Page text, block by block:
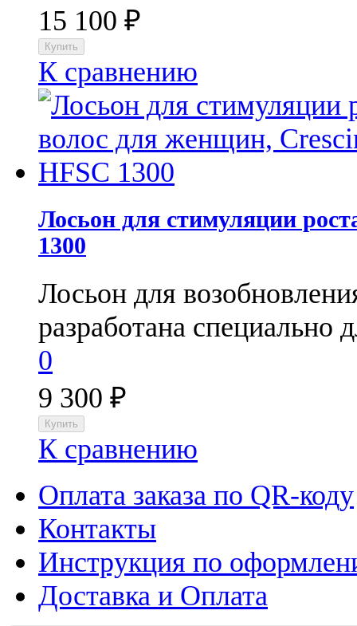
15 100 ₽
К сравнению
Лосьон для стимуляции
1300
Лосьон для
разработана специально
0
9 300 ₽
К сравнению
Оплата заказа по QR-коду
Контакты
Инструкция по
Доставка и Оплата